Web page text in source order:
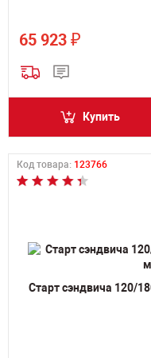
65 923 ₽
Купить
Код товара: 123766
Старт сэндвича 120/